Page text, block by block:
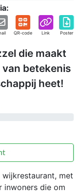
QR-code Link Poster
die maakt
betekenis
heet!
wijkrestaurant, met
inwoners die om